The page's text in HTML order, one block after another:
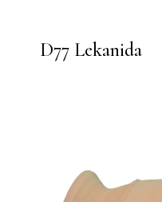
D77 Lekanida